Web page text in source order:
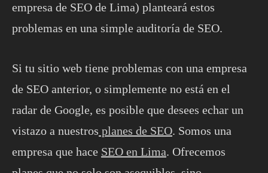
empresa de SEO de Lima) planteará estos
problemas en una simple auditoría de SEO.
Si tu sitio web tiene problemas con una empresa
de SEO anterior, o simplemente no está en el
radar de Google, es posible que desees echar un
vistazo a nuestros planes de SEO. Somos una
empresa que hace SEO en Lima. Ofrecemos